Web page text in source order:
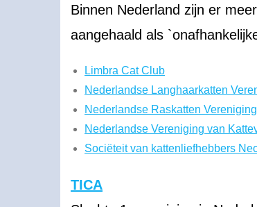
Binnen Nederland zijn er
aangehaald als
Limbra Cat Club
Nederlandse Langhaarkatten
Nederlandse Raskatten
Nederlandse Vereniging van
Sociëteit van kattenliefhebbers
TICA